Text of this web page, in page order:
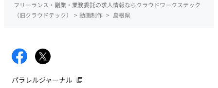
フリーランス・副業・業務委託の求人情報ならクラウドワークステック
（旧クラウドテック）
> 動画制作 > 島根県
パラレルジャーナル